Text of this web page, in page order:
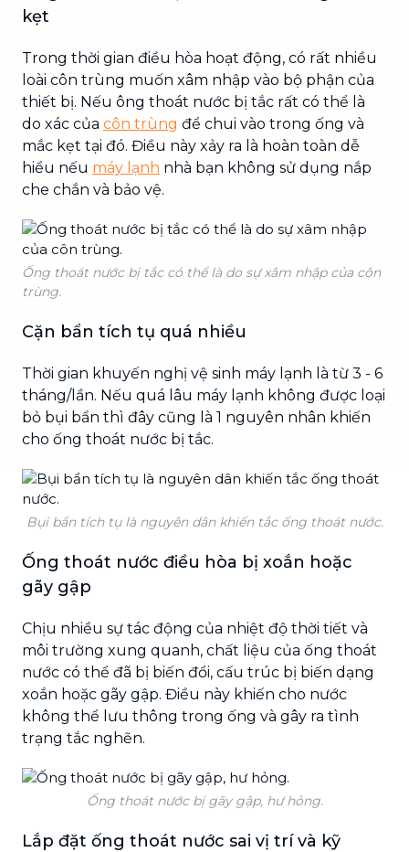
kẹt
Trong thời gian điều hòa hoạt động, có rất nhiều
loài côn trùng muốn xâm nhập vào bộ phận của
thiết bị. Nếu ông thoát nước bị tắc rất có thể là
do xác của côn trùng để chui vào trong ống và
mắc kẹt tại đó. Điều này xảy ra là hoàn toàn dễ
hiểu nếu máy lạnh nhà bạn không sử dụng nắp
che chắn và bảo vệ.
Ống thoát nước bị tắc có thể là do sự xâm nhập của côn
trùng.
Cặn bẩn tích tụ quá nhiều
Thời gian khuyến nghị vệ sinh máy lạnh là từ 3 - 6
tháng/lần. Nếu quá lâu máy lạnh không được loại
bỏ bụi bẩn thì đây cũng là 1 nguyên nhân khiến
cho ống thoát nước bị tắc.
Bụi bẩn tích tụ là nguyên dân khiến tắc ống thoát nước.
Ống thoát nước điều hòa bị xoắn hoặc
gãy gập
Chịu nhiều sự tác động của nhiệt độ thời tiết và
môi trường xung quanh, chất liệu của ống thoát
nước có thể đã bị biến đổi, cấu trúc bị biến dạng
xoắn hoặc gãy gập. Điều này khiến cho nước
không thể lưu thông trong ống và gây ra tình
trạng tắc nghẽn.
Ống thoát nước bị gãy gập, hư hỏng.
Lắp đặt ống thoát nước sai vị trí và kỹ